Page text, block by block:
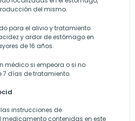
del mismo.
para el alivio y tratamiento
y ardor de estómago en
de 16 años.
médico si empeora o si no
7 días de tratamiento.
instrucciones de
contenidas en este